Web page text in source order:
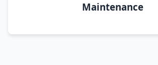
Maintenance